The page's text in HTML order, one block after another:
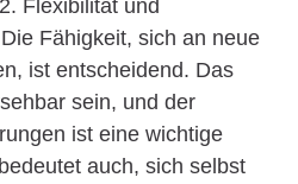
Flexibilität und
Fähigkeit, sich an neue
ist entscheidend. Das
sein, und der
ist eine wichtige
auch, sich selbst